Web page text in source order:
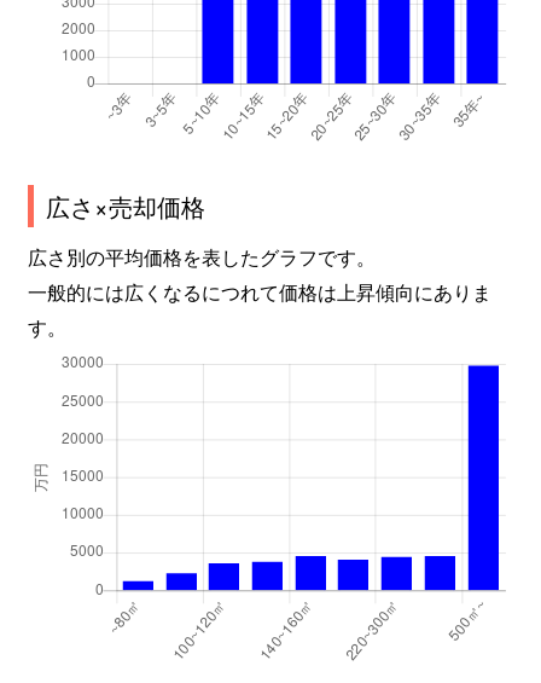
広さ×売却価格
広さ別の平均価格を表したグラフです。
一般的には広くなるにつれて価格は上昇傾向にありま
す。